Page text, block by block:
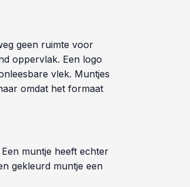
geen ruimte voor
oppervlak. Een logo
vlek. Muntjes
omdat het formaat
muntje heeft echter
gekleurd muntje een